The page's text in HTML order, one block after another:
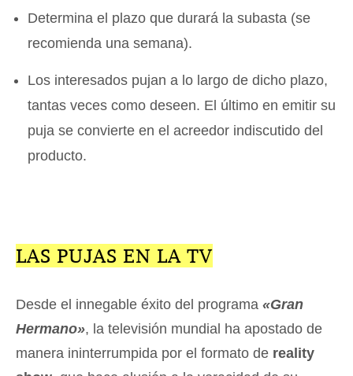
Determina el plazo que durará la subasta (se
recomienda una semana).
Los interesados pujan a lo largo de dicho plazo,
tantas veces como deseen. El último en emitir su
puja se convierte en el acreedor indiscutido del
producto.
LAS PUJAS EN LA TV
Desde el innegable éxito del programa «Gran
Hermano», la televisión mundial ha apostado de
manera ininterrumpida por el formato de reality